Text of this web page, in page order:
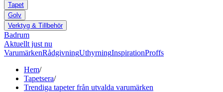
Tapet
Golv
Verktyg & Tillbehör
Badrum
Aktuellt just nu
VarumärkenRådgivningUthyrningInspirationProffs
Hem/
Tapetsera/
Trendiga tapeter från utvalda varumärken